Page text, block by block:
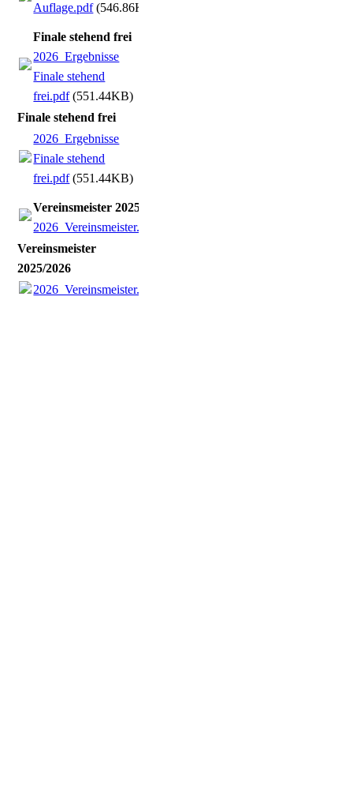
Auflage.pdf(546.86KB)
Finale stehend frei
2026_Ergebnisse
Finale stehend
frei.pdf(551.44KB)
Finale stehend frei
2026_Ergebnisse
Finale stehend
frei.pdf(551.44KB)
Vereinsmeister 2025/2026
2026_Vereinsmeister.pdf
Vereinsmeister
2025/2026
2026_Vereinsmeister.pdf